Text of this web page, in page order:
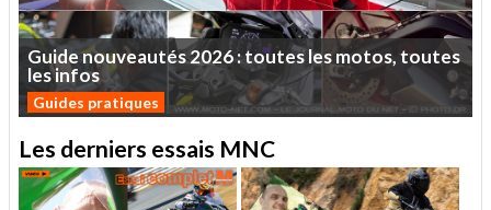
Guidenouveautés2026:touteslesmotos,toutes
lesinfos
Guides pratiques
Les derniers essais MNC